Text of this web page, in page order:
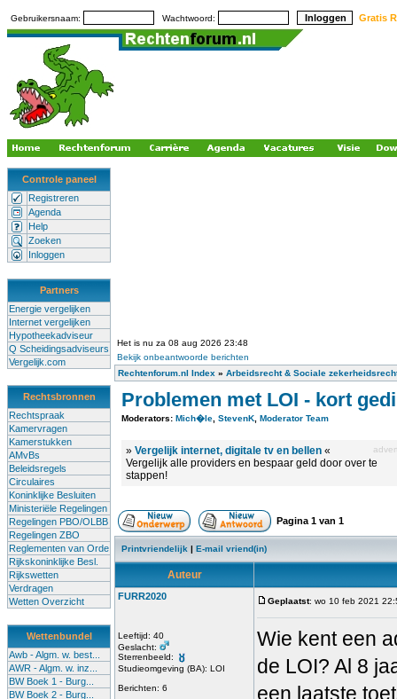
Gebruikersnaam: Wachtwoord: Gratis
Controle paneel
Registreren
Agenda
Help
Zoeken
Inloggen
Partners
Energie vergelijken
Internet vergelijken
Hypotheekadviseur
Q Scheidingsadviseurs
Vergelijk.com
Rechtsbronnen
Rechtspraak
Kamervragen
Kamerstukken
AMvBs
Beleidsregels
Circulaires
Koninklijke Besluiten
Ministeriële Regelingen
Regelingen PBO/OLBB
Regelingen ZBO
Reglementen van Orde
Rijkskoninklijke Besl.
Rijkswetten
Verdragen
Wetten Overzicht
Wettenbundel
Awb - Algm. w. best...
AWR - Algm. w. inz...
BW Boek 1 - Burg...
BW Boek 2 - Burg...
Het is nu za 08 aug 2026 23:48
Bekijk onbeantwoorde berichten
Rechtenforum.nl Index » Arbeidsrecht & Sociale
Problemen met LOI - kort
Moderators: Mich�le StevenK Moderator Team
» Vergelijk internet, digitale tv en bellen «
Vergelijk alle providers en bespaar geld door over te
stappen!
Pagina 1 van 1
Printvriendelijk | E-mail vriend(in)
Auteur
FURR2020
Leeftijd: 40
Geslacht:
Sterrenbeeld:
Studieomgeving (BA): LOI
Berichten: 6
Geplaatst: wo 10 feb 2021
Wie kent een
de LOI? Al 8
een laatste